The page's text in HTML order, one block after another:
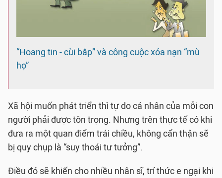
“Hoang tin - cùi bắp” và công cuộc xóa nạn “mù
họ”
Xã hội muốn phát triển thì tự do cá nhân của mỗi con
người phải được tôn trọng. Nhưng trên thực tế có khi
đưa ra một quan điểm trái chiều, không cẩn thận sẽ
bị quy chụp là “suy thoái tư tưởng”.
Điều đó sẽ khiến cho nhiều nhân sĩ, trí thức e ngại khi